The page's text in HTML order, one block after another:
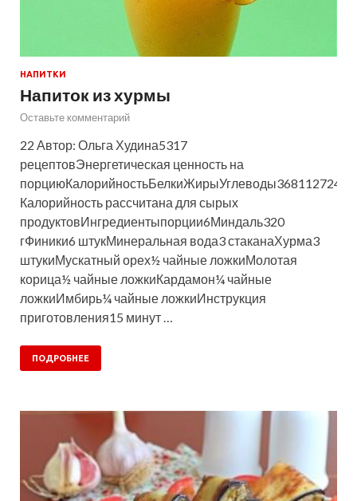
НАПИТКИ
Напиток из хурмы
Оставьте комментарий
22 Автор: Ольга Худина5317
рецептовЭнергетическая ценность на
Калорийность рассчитана для сырых
продуктовИнгредиентыпорции6Миндаль320
гФиники6 штукМинеральная вода3 стаканаХурма3
штукиМускатный орех½ чайные ложкиМолотая
корица½ чайные ложкиКардамон¼ чайные
ложкиИмбирь¼ чайные ложкиИнструкция
приготовления15 минут …
ПОДРОБНЕЕ